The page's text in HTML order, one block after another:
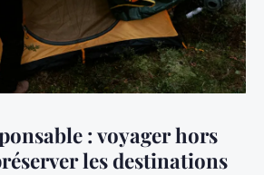
: voyager hors
les destinations